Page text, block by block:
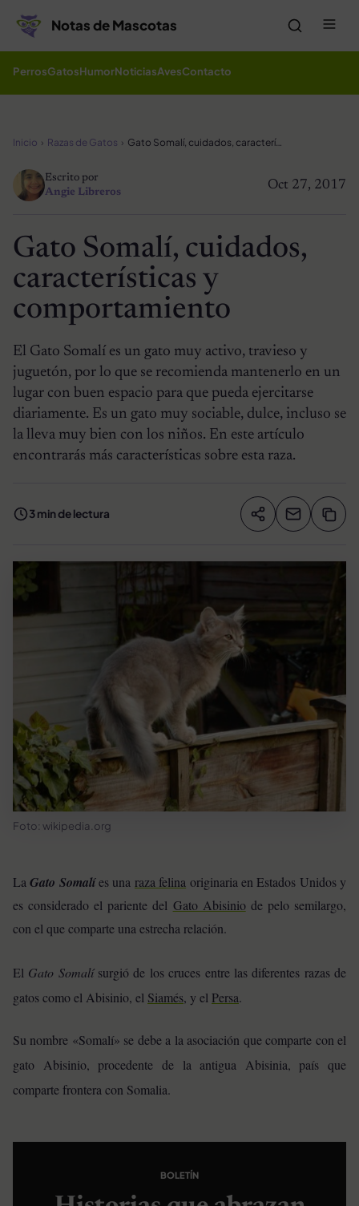
Notas de Mascotas
PerrosGatosHumorNoticiasAvesContacto
Inicio Razas de Gatos Gato Somalí, cuidados, características y comportamiento
Oct 27, 2017
Escrito por
Angie Libreros
Gato Somalí, cuidados,
características y
comportamiento
El Gato Somalí es un gato muy activo, travieso y
juguetón, por lo que se recomienda mantenerlo en un
lugar con buen espacio para que pueda ejercitarse
diariamente. Es un gato muy sociable, dulce, incluso se
la lleva muy bien con los niños. En este artículo
encontrarás más características sobre esta raza.
3 min de lectura Compartir
Foto: wikipedia.org
LaGato Somalíes una raza felina originaria en Estados Unidos y
es considerado el pariente del Gato Abisiniode pelo semilargo,
con el que comparte una estrecha relación.
El Gato Somalísurgió de los cruces entre las diferentes razas de
gatos como el Abisinio, el Siamés, y el Persa.
Su nombre «Somalí» se debe a la asociación que comparte con el
gato Abisinio, procedente de la antigua Abisinia, país que
comparte frontera con Somalia.
BOLETÍN